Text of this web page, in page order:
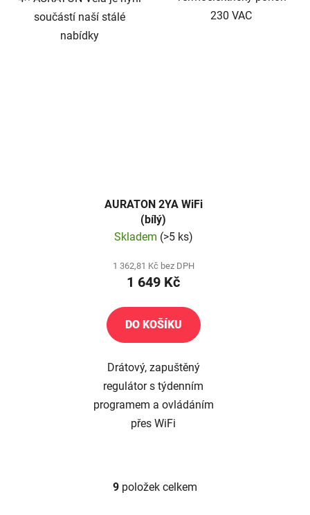
součástí naší stálé
nabídky
230 VAC
AURATON 2YA WiFi
(bílý)
Skladem (>5 ks)
1 362,81 Kč bez DPH
1 649 Kč
DO KOŠÍKU
Drátový, zapuštěný
regulátor s týdenním
programem a ovládáním
přes WiFi
O
9 položek celkem